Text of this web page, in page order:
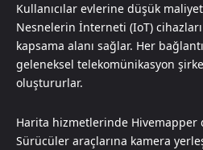
Kullanıcılar evlerine düşük
Nesnelerin İnterneti (IoT)
kapsama alanı sağlar. Her
geleneksel telekomünikasyon
oluştururlar.
Harita hizmetlerinde Hivemapper
Sürücüler araçlarına kamera